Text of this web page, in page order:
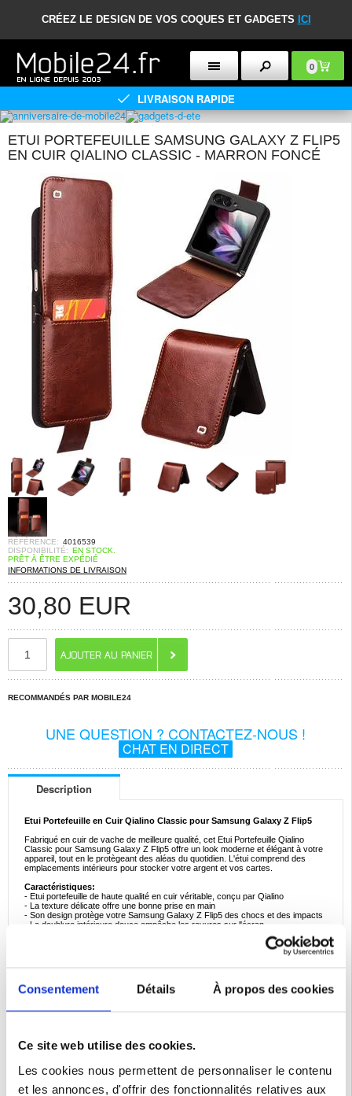
Consentement Détails À propos des cookies
Ce site web utilise des cookies.
Les cookies nous permettent de personnaliser le contenu
et les annonces, d'offrir des fonctionnalités relatives aux
CRÉEZ LE DESIGN DE VOS COQUES ET GADGETS ICI
0
LIVRAISON RAPIDE
ETUI PORTEFEUILLE SAMSUNG GALAXY Z FLIP5
EN CUIR QIALINO CLASSIC - MARRON FONCÉ
RÉFÉRENCE: 4016539
DISPONIBILITÉ: EN STOCK.
PRÊT À ÊTRE EXPÉDIÉ
INFORMATIONS DE LIVRAISON
30,80 EUR
RECOMMANDÉS PAR MOBILE24
UNE QUESTION ? CONTACTEZ-NOUS !
CHAT EN DIRECT
Description
Etui Portefeuille en Cuir Qialino Classic pour Samsung Galaxy Z Flip5
Fabriqué en cuir de vache de meilleure qualité, cet Etui Portefeuille Qialino
Classic pour Samsung Galaxy Z Flip5 offre un look moderne et élégant à votre
appareil, tout en le protègeant des aléas du quotidien. L'étui comprend des
emplacements intérieurs pour stocker votre argent et vos cartes.
Caractéristiques:
- Etui portefeuille de haute qualité en cuir véritable, conçu par Qialino
- La texture délicate offre une bonne prise en main
- Son design protège votre Samsung Galaxy Z Flip5 des chocs et des impacts
- La doublure intérieure douce empêche les rayures sur l'écran
- Gardez votre carte d'identité, vos cartes de crédit et votre argent en toute
- Matériaux: Cuir de vache véritable avec coque intégrée en TPU
Qialino. Grâce à cet étui élégant, vous aurez toujours toutes vos cartes et
EAN: 5714122616234